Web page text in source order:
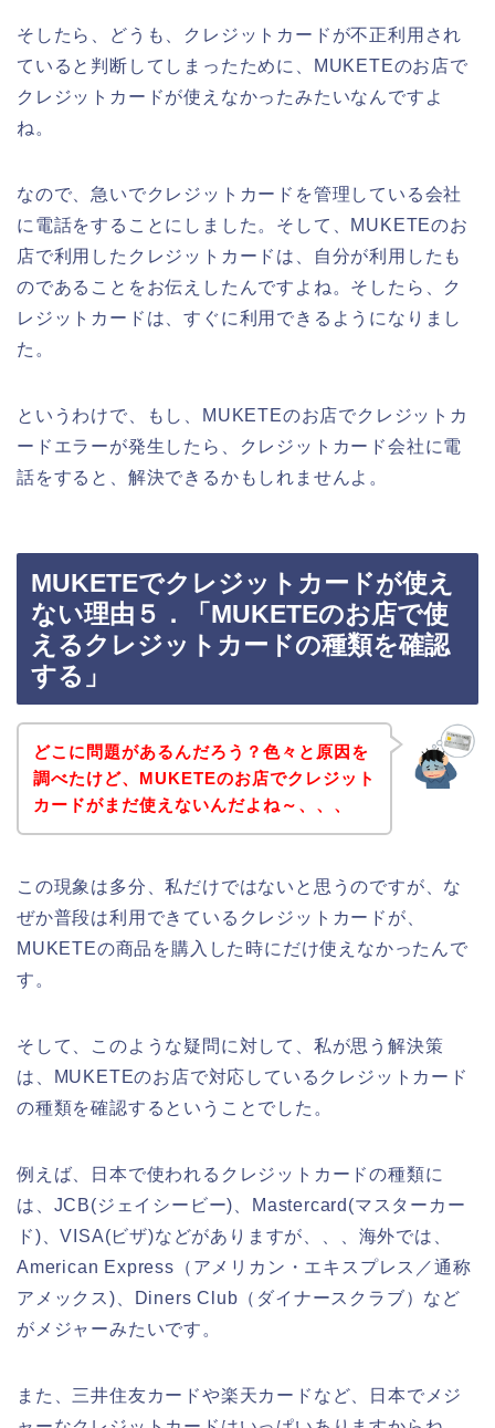
そしたら、どうも、クレジットカードが不正利用され
ていると判断してしまったために、MUKETEのお店で
クレジットカードが使えなかったみたいなんですよ
ね。
なので、急いでクレジットカードを管理している会社
に電話をすることにしました。そして、MUKETEのお
店で利用したクレジットカードは、自分が利用したも
のであることをお伝えしたんですよね。そしたら、ク
レジットカードは、すぐに利用できるようになりまし
た。
というわけで、もし、MUKETEのお店でクレジットカ
ードエラーが発生したら、クレジットカード会社に電
話をすると、解決できるかもしれませんよ。
MUKETEでクレジットカードが使え
ない理由５．「MUKETEのお店で使
えるクレジットカードの種類を確認
する」
どこに問題があるんだろう？色々と原因を
調べたけど、MUKETEのお店でクレジット
カードがまだ使えないんだよね～、、、
この現象は多分、私だけではないと思うのですが、な
ぜか普段は利用できているクレジットカードが、
MUKETEの商品を購入した時にだけ使えなかったんで
す。
そして、このような疑問に対して、私が思う解決策
は、MUKETEのお店で対応しているクレジットカード
の種類を確認するということでした。
例えば、日本で使われるクレジットカードの種類に
は、JCB(ジェイシービー)、Mastercard(マスターカー
ド)、VISA(ビザ)などがありますが、、、海外では、
American Express（アメリカン・エキスプレス／通称
アメックス)、Diners Club（ダイナースクラブ）など
がメジャーみたいです。
また、三井住友カードや楽天カードなど、日本でメジ